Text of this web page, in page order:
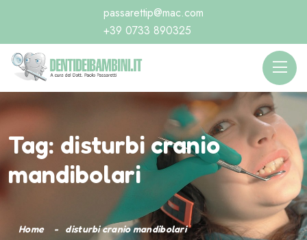
passarettip@mac.com
+39 0733 890325
Tag: disturbi cranio
mandibolari
Home disturbi cranio mandibolari